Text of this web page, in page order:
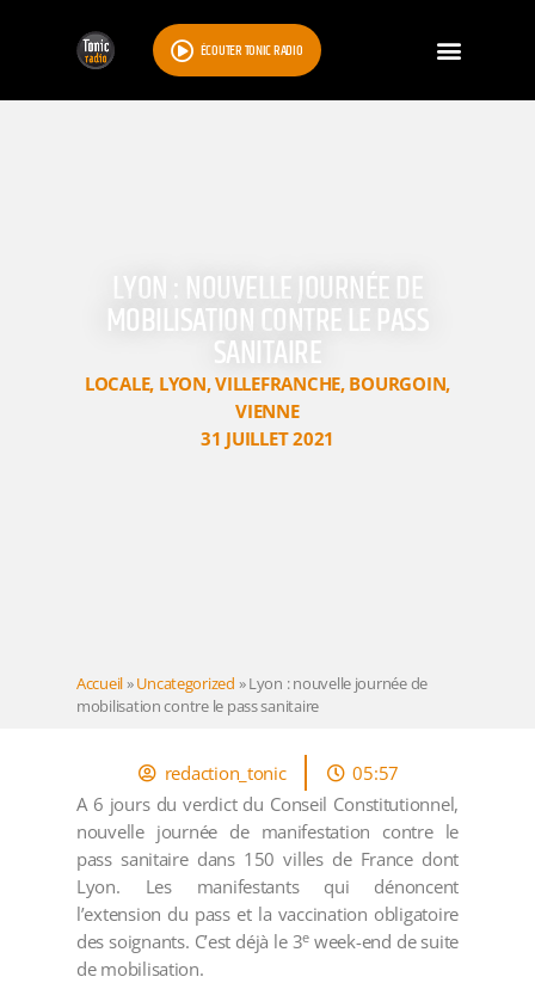
ÉCOUTER TONIC RADIO
LYON : NOUVELLE JOURNÉE DE
MOBILISATION CONTRE LE PASS
SANITAIRE
LOCALE, LYON,VILLEFRANCHE, BOURGOIN,
VIENNE
31 JUILLET 2021
Accueil»Uncategorized »Lyon : nouvelle journée de
mobilisation contre le pass sanitaire
redaction_tonic
05:57
A 6 jours du verdict du Conseil Constitutionnel,
nouvelle journée de manifestation contre le
pass sanitaire dans 150 villes de France dont
Lyon. Les manifestants qui dénoncent
l’extension du pass et la vaccination obligatoire
des soignants. C’est déjà le 3e week-end de suite
de mobilisation.